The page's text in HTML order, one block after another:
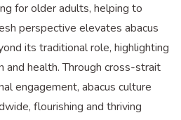
for older adults, helping to
perspective elevates abacus
its traditional role, highlighting
and health. Through cross-strait
engagement, abacus culture
flourishing and thriving